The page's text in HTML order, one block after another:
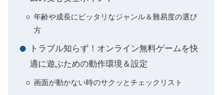
年齢や成長にピッタリなジャンル＆難易度の選び
方
トラブル知らず！オンライン無料ゲームを快
適に遊ぶための動作環境＆設定
画面が動かない時のサクッとチェックリスト